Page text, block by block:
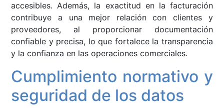
accesibles. Además, la exactitud en la facturación
contribuye a una mejor relación con clientes y
proveedores, al proporcionar documentación
confiable y precisa, lo que fortalece la transparencia
y la confianza en las operaciones comerciales.
Cumplimiento normativo y
seguridad de los datos